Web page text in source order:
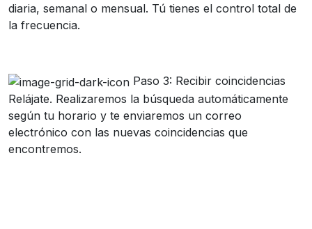
diaria, semanal o mensual. Tú tienes el control total de
la frecuencia.
Paso 3: Recibir coincidencias
Relájate. Realizaremos la búsqueda automáticamente
según tu horario y te enviaremos un correo
electrónico con las nuevas coincidencias que
encontremos.